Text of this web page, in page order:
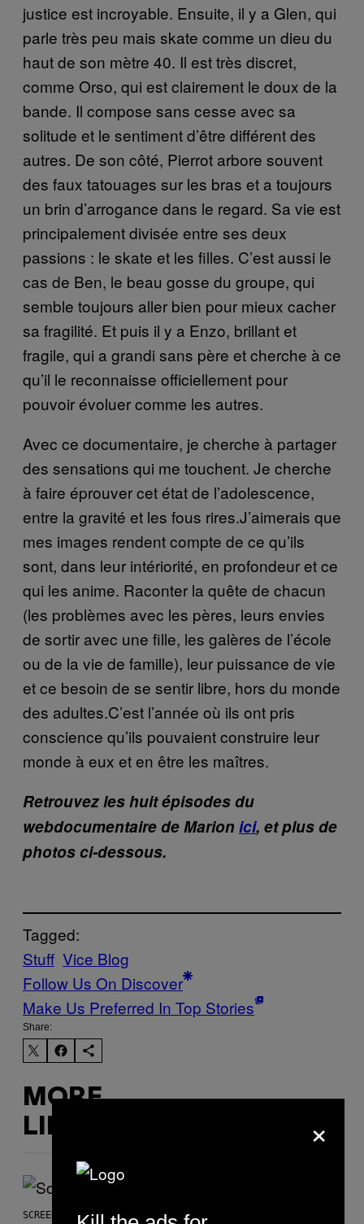
justice est incroyable. Ensuite, il y a Glen, qui
parle très peu mais skate comme un dieu du
haut de son mètre 40. Il est très discret,
comme Orso, qui est clairement le doux de la
bande. Il compose sans cesse avec sa
solitude et le sentiment d’être différent des
autres. De son côté, Pierrot arbore souvent
des faux tatouages sur les bras et a toujours
un brin d’arrogance dans le regard. Sa vie est
principalement divisée entre ses deux
passions : le skate et les filles. C’est aussi le
cas de Ben, le beau gosse du groupe, qui
semble toujours aller bien pour mieux cacher
sa fragilité. Et puis il y a Enzo, brillant et
fragile, qui a grandi sans père et cherche à ce
qu’il le reconnaisse officiellement pour
pouvoir évoluer comme les autres.
Avec ce documentaire, je cherche à partager
des sensations qui me touchent. Je cherche
à faire éprouver cet état de l’adolescence,
entre la gravité et les fous rires.J’aimerais que
mes images rendent compte de ce qu’ils
sont, dans leur intériorité, en profondeur et ce
qui les anime. Raconter la quête de chacun
(les problèmes avec les pères, leurs envies
de sortir avec une fille, les galères de l’école
ou de la vie de famille), leur puissance de vie
et ce besoin de se sentir libre, hors du monde
des adultes.C’est l’année où ils ont pris
conscience qu’ils pouvaient construire leur
monde à eux et en être les maîtres.
Retrouvez les huit épisodes du
webdocumentaire de Marion ici, et plus de
photos ci-dessous.
Tagged:
Stuff Vice Blog
Follow Us On Discover
Make Us Preferred In Top Stories
Share:
MORE
LIKE THIS
SCREENSHOT: POKEMON GO
×